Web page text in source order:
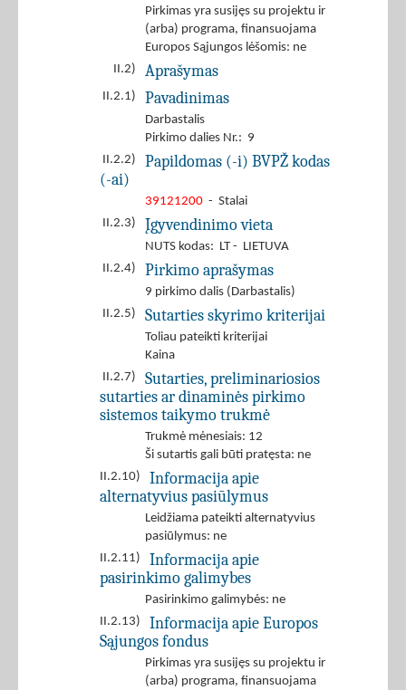
Pirkimas yra susijęs su projektu ir
(arba) programa, finansuojama
Europos Sąjungos lėšomis: ne
II.2)
Aprašymas
II.2.1) Pavadinimas
Darbastalis
Pirkimo dalies Nr.: 9
II.2.2)
Papildomas (-i) BVPŽ kodas
(-ai)
39121200 - Stalai
II.2.3)
Įgyvendinimo vieta
NUTS kodas: LT - LIETUVA
II.2.4)
Pirkimo aprašymas
9 pirkimo dalis (Darbastalis)
II.2.5)
Sutarties skyrimo kriterijai
Toliau pateikti kriterijai
Kaina
II.2.7)
Sutarties, preliminariosios
sutarties ar dinaminės pirkimo
sistemos taikymo trukmė
Trukmė mėnesiais: 12
Ši sutartis gali būti pratęsta: ne
II.2.10)
Informacija apie
alternatyvius pasiūlymus
Leidžiama pateikti alternatyvius
pasiūlymus: ne
II.2.11)
Informacija apie
pasirinkimo galimybes
Pasirinkimo galimybės: ne
II.2.13)
Informacija apie Europos
Sąjungos fondus
Pirkimas yra susijęs su projektu ir
(arba) programa, finansuojama